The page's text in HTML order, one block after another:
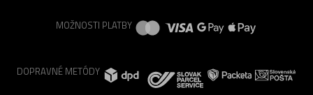
MOŽNOSTI PLATBY
DOPRAVNÉ METÓDY